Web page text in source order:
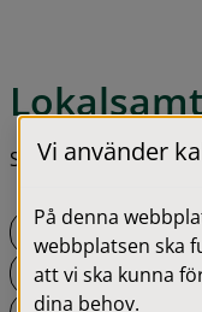
Steg i processen:
Planering
Inbjudan
Vi använder
På denna
webbplatsen ska
att vi ska kunna
dina behov.